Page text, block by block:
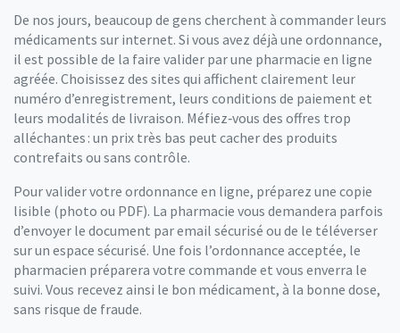
De nos jours, beaucoup de gens cherchent à commander leurs
médicaments sur internet. Si vous avez déjà une ordonnance,
il est possible de la faire valider par une pharmacie en ligne
agréée. Choisissez des sites qui affichent clairement leur
numéro d’enregistrement, leurs conditions de paiement et
leurs modalités de livraison. Méfiez‑vous des offres trop
alléchantes : un prix très bas peut cacher des produits
contrefaits ou sans contrôle.
Pour valider votre ordonnance en ligne, préparez une copie
lisible (photo ou PDF). La pharmacie vous demandera parfois
d’envoyer le document par email sécurisé ou de le téléverser
sur un espace sécurisé. Une fois l’ordonnance acceptée, le
pharmacien préparera votre commande et vous enverra le
suivi. Vous recevez ainsi le bon médicament, à la bonne dose,
sans risque de fraude.